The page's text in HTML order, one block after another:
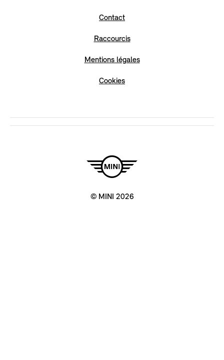
Facebook
Contact
Raccourcis
Mentions légales
Cookies
© MINI 2026